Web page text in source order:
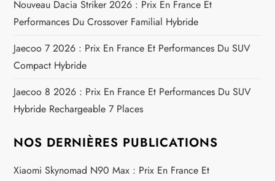
e
l
’
a
r
t
Nouveau Dacia Striker 2026 : Prix En France Et
Performances Du Crossover Familial Hybride
Jaecoo 7 2026 : Prix En France Et Performances Du SUV
Compact Hybride
Jaecoo 8 2026 : Prix En France Et Performances Du SUV
Hybride Rechargeable 7 Places
NOS DERNIÈRES PUBLICATIONS
Xiaomi Skynomad N90 Max : Prix En France Et